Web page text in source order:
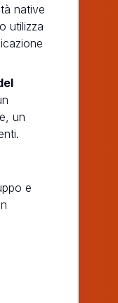
native
utilizza
un
e